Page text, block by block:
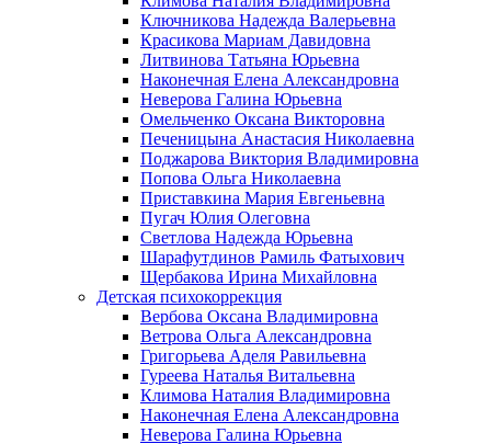
Ключникова Надежда Валерьевна
Красикова Мариам Давидовна
Литвинова Татьяна Юрьевна
Наконечная Елена Александровна
Неверова Галина Юрьевна
Омельченко Оксана Викторовна
Печеницына Анастасия Николаевна
Поджарова Виктория Владимировна
Попова Ольга Николаевна
Приставкина Мария Евгеньевна
Пугач Юлия Олеговна
Светлова Надежда Юрьевна
Шарафутдинов Рамиль Фатыхович
Щербакова Ирина Михайловна
Детская психокоррекция
Вербова Оксана Владимировна
Ветрова Ольга Александровна
Григорьева Аделя Равильевна
Гуреева Наталья Витальевна
Климова Наталия Владимировна
Наконечная Елена Александровна
Неверова Галина Юрьевна